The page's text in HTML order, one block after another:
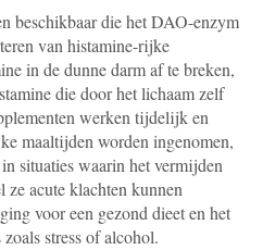
beschikbaar die het DAO-enzym
van histamine-rijke
in de dunne darm af te breken,
die door het lichaam zelf
werken tijdelijk en
maaltijden worden ingenomen,
situaties waarin het vermijden
acute klachten kunnen
voor een gezond dieet en het
stress of alcohol.